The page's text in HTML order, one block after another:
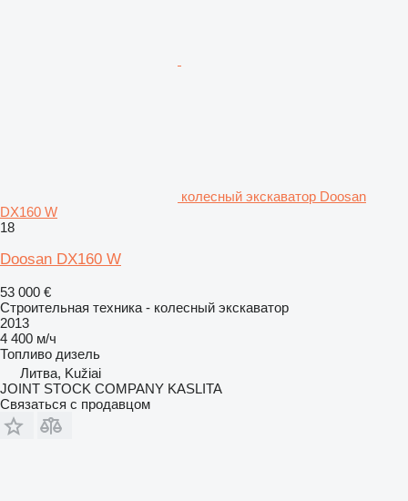
колесный экскаватор Doosan
DX160 W
18
Doosan DX160 W
53 000 €
Строительная техника - колесный экскаватор
2013
4 400 м/ч
Топливо дизель
Литва, Kužiai
JOINT STOCK COMPANY KASLITA
Связаться с продавцом